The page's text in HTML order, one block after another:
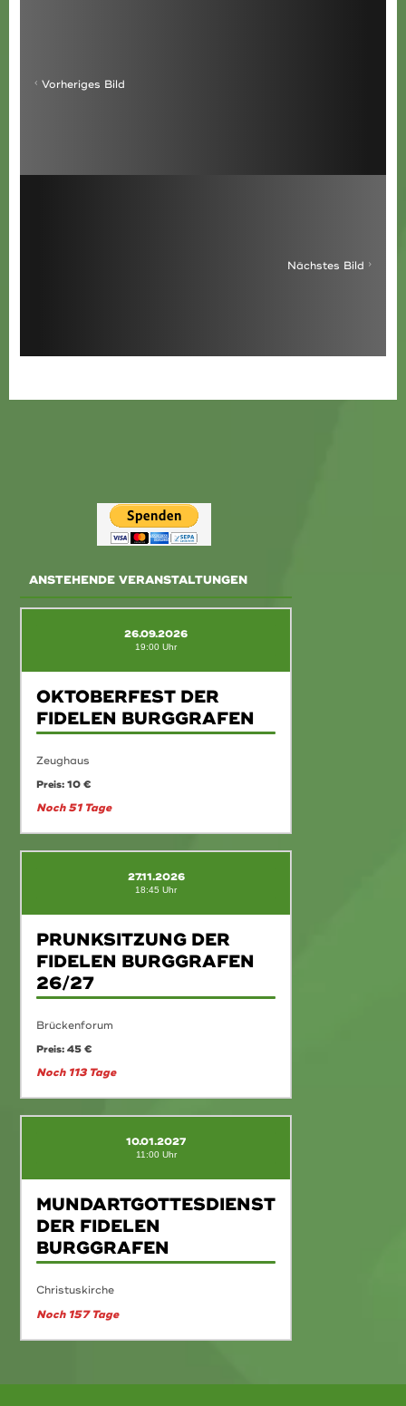
Vorheriges Bild
Nächstes Bild
ANSTEHENDE VERANSTALTUNGEN
26.09.2026
19:00 Uhr
OKTOBERFEST DER
FIDELEN BURGGRAFEN
Zeughaus
Preis: 10 €
Noch 51 Tage
27.11.2026
18:45 Uhr
PRUNKSITZUNG DER
FIDELEN BURGGRAFEN
26/27
Brückenforum
Preis: 45 €
Noch 113 Tage
10.01.2027
11:00 Uhr
MUNDARTGOTTESDIENST
DER FIDELEN
BURGGRAFEN
Christuskirche
Noch 157 Tage